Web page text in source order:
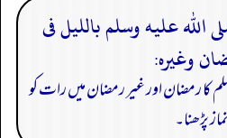
الله عليه وسلم بالليل فى
وغيره:
کا رمضان اور غیر رمضان میں رات کو
نماز پڑھنا۔